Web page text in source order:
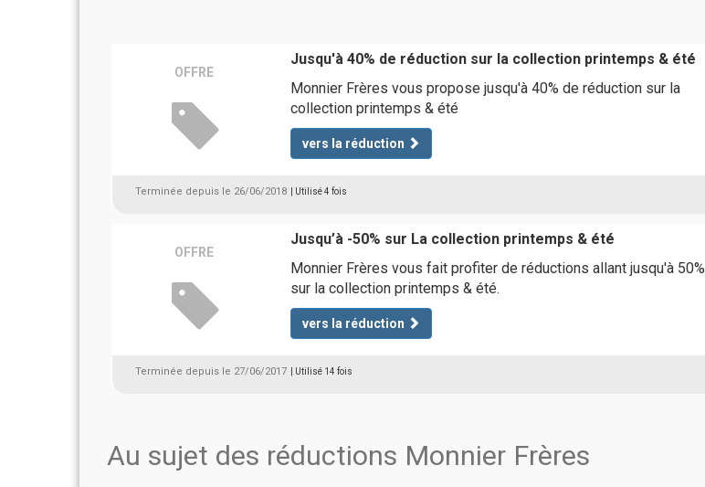
OFFRE
Jusqu'à 40% de réduction sur la collection printemps & été
Monnier Frères vous propose jusqu'à 40% de réduction sur la
collection printemps & été
vers la réduction
Terminée depuis le 26/06/2018 | Utilisé 4 fois
OFFRE
Jusqu’à -50% sur La collection printemps & été
Monnier Frères vous fait profiter de réductions allant jusqu'à 50%
sur la collection printemps & été.
vers la réduction
Terminée depuis le 27/06/2017 | Utilisé 14 fois
Au sujet des réductions Monnier Frères